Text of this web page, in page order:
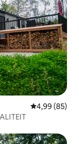
Gemiddelde
4,99 (85)